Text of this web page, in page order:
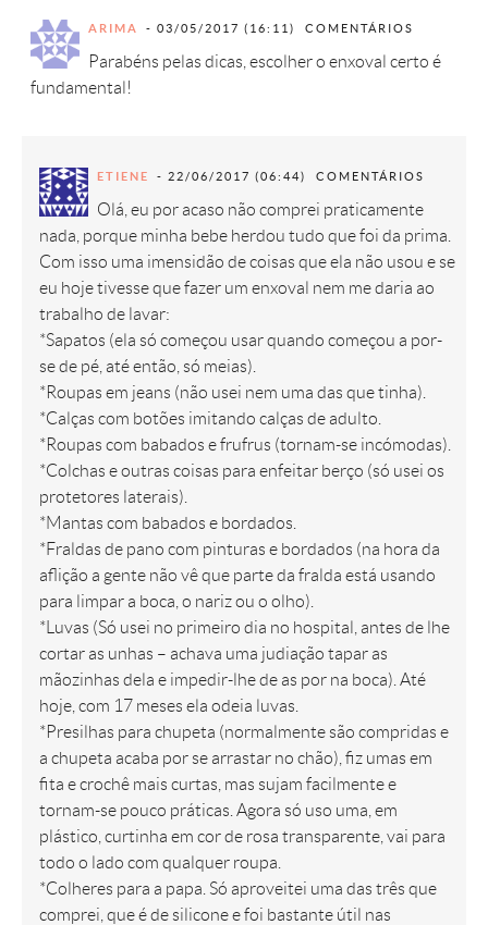
ARIMA 03/05/2017 (16:11) COMENTÁRIOS
Parabéns pelas dicas, escolher o enxoval certo é
fundamental!
ETIENE 22/06/2017 (06:44) COMENTÁRIOS
Olá, eu por acaso não comprei praticamente
nada, porque minha bebe herdou tudo que foi da prima.
Com isso uma imensidão de coisas que ela não usou e se
eu hoje tivesse que fazer um enxoval nem me daria ao
trabalho de lavar:
*Sapatos (ela só começou usar quando começou a por-
se de pé, até então, só meias).
*Roupas em jeans (não usei nem uma das que tinha).
*Calças com botões imitando calças de adulto.
*Roupas com babados e frufrus (tornam-se incómodas).
*Colchas e outras coisas para enfeitar berço (só usei os
protetores laterais).
*Mantas com babados e bordados.
*Fraldas de pano com pinturas e bordados (na hora da
aflição a gente não vê que parte da fralda está usando
para limpar a boca, o nariz ou o olho).
*Luvas (Só usei no primeiro dia no hospital, antes de lhe
cortar as unhas – achava uma judiação tapar as
mãozinhas dela e impedir-lhe de as por na boca). Até
hoje, com 17 meses ela odeia luvas.
*Presilhas para chupeta (normalmente são compridas e
a chupeta acaba por se arrastar no chão), fiz umas em
fita e crochê mais curtas, mas sujam facilmente e
tornam-se pouco práticas. Agora só uso uma, em
plástico, curtinha em cor de rosa transparente, vai para
todo o lado com qualquer roupa.
*Colheres para a papa. Só aproveitei uma das três que
comprei, que é de silicone e foi bastante útil nas